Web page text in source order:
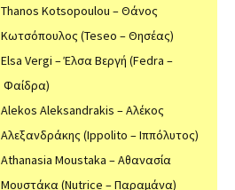
Thanos Kotsopoulou – Θάνος
Κωτσόπουλος (Teseo – Θησέας)
Elsa Vergi – Έλσα Βεργή (Fedra –
Φαίδρα)
Alekos Aleksandrakis – Αλέκος
Αλεξανδράκης (Ippolito – Ιππόλυτος)
Αthanasia Moustaka – Αθανασία
Μουστάκα (Nutrice – Παραμάνα)